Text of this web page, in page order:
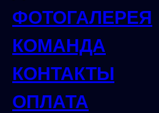
ФОТОГАЛЕРЕЯ
КОМАНДА
КОНТАКТЫ
ОПЛАТА